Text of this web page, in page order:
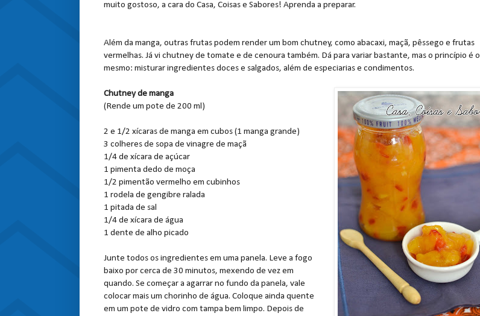
muito gostoso, a cara do Casa, Coisas e Sabores! Aprenda a preparar.
Além da manga, outras frutas podem render um bom chutney, como abacaxi, maçã, pêssego e frutas
vermelhas. Já vi chutney de tomate e de cenoura também. Dá para variar bastante, mas o princípio é o
mesmo: misturar ingredientes doces e salgados, além de especiarias e condimentos.
Chutney de manga
(Rende um pote de 200 ml)
2 e 1/2 xícaras de manga em cubos (1 manga grande)
3 colheres de sopa de vinagre de maçã
1/4 de xícara de açúcar
1 pimenta dedo de moça
1/2 pimentão vermelho em cubinhos
1 rodela de gengibre ralada
1 pitada de sal
1/4 de xícara de água
1 dente de alho picado
Junte todos os ingredientes em uma panela. Leve a fogo
baixo por cerca de 30 minutos, mexendo de vez em
quando. Se começar a agarrar no fundo da panela, vale
colocar mais um chorinho de água. Coloque ainda quente
em um pote de vidro com tampa bem limpo. Depois de